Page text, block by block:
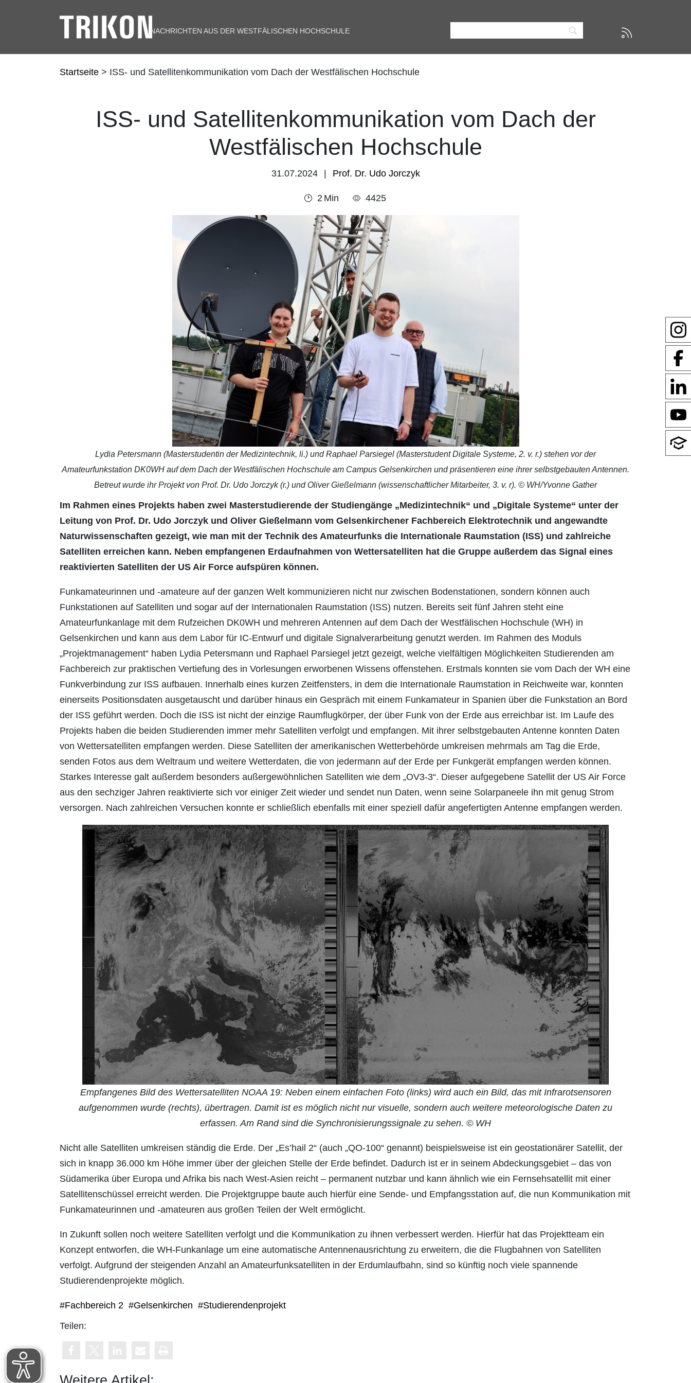
NACHRICHTEN AUS DER WESTFÄLISCHEN HOCHSCHULE
Startseite > ISS- und Satellitenkommunikation vom Dach der Westfälischen Hochschule
ISS- und Satellitenkommunikation vom Dach der
Westfälischen Hochschule
31.07.2024 Prof. Dr. Udo Jorczyk
2 Min 4425
Lydia Petersmann (Masterstudentin der Medizintechnik, li.) und Raphael Parsiegel (Masterstudent Digitale Systeme, 2. v. r.) stehen vor der
Amateurfunkstation DK0WH auf dem Dach der Westfälischen Hochschule am Campus Gelsenkirchen und präsentieren eine ihrer selbstgebauten Antennen.
Betreut wurde ihr Projekt von Prof. Dr. Udo Jorczyk (r.) und Oliver Gießelmann (wissenschaftlicher Mitarbeiter, 3. v. r). © WH/Yvonne Gather
Im Rahmen eines Projekts haben zwei Masterstudierende der Studiengänge „Medizintechnik“ und „Digitale Systeme“ unter der
Leitung von Prof. Dr. Udo Jorczyk und Oliver Gießelmann vom Gelsenkirchener Fachbereich Elektrotechnik und angewandte
Naturwissenschaften gezeigt, wie man mit der Technik des Amateurfunks die Internationale Raumstation (ISS) und zahlreiche
Satelliten erreichen kann. Neben empfangenen Erdaufnahmen von Wettersatelliten hat die Gruppe außerdem das Signal eines
reaktivierten Satelliten der US Air Force aufspüren können.
Funkamateurinnen und -amateure auf der ganzen Welt kommunizieren nicht nur zwischen Bodenstationen, sondern können auch
Funkstationen auf Satelliten und sogar auf der Internationalen Raumstation (ISS) nutzen. Bereits seit fünf Jahren steht eine
Amateurfunkanlage mit dem Rufzeichen DK0WH und mehreren Antennen auf dem Dach der Westfälischen Hochschule (WH) in
Gelsenkirchen und kann aus dem Labor für IC-Entwurf und digitale Signalverarbeitung genutzt werden. Im Rahmen des Moduls
„Projektmanagement“ haben Lydia Petersmann und Raphael Parsiegel jetzt gezeigt, welche vielfältigen Möglichkeiten Studierenden am
Fachbereich zur praktischen Vertiefung des in Vorlesungen erworbenen Wissens offenstehen. Erstmals konnten sie vom Dach der WH eine
Funkverbindung zur ISS aufbauen. Innerhalb eines kurzen Zeitfensters, in dem die Internationale Raumstation in Reichweite war, konnten
einerseits Positionsdaten ausgetauscht und darüber hinaus ein Gespräch mit einem Funkamateur in Spanien über die Funkstation an Bord
der ISS geführt werden. Doch die ISS ist nicht der einzige Raumflugkörper, der über Funk von der Erde aus erreichbar ist. Im Laufe des
Projekts haben die beiden Studierenden immer mehr Satelliten verfolgt und empfangen. Mit ihrer selbstgebauten Antenne konnten Daten
von Wettersatelliten empfangen werden. Diese Satelliten der amerikanischen Wetterbehörde umkreisen mehrmals am Tag die Erde,
senden Fotos aus dem Weltraum und weitere Wetterdaten, die von jedermann auf der Erde per Funkgerät empfangen werden können.
Starkes Interesse galt außerdem besonders außergewöhnlichen Satelliten wie dem „OV3-3“. Dieser aufgegebene Satellit der US Air Force
aus den sechziger Jahren reaktivierte sich vor einiger Zeit wieder und sendet nun Daten, wenn seine Solarpaneele ihn mit genug Strom
versorgen. Nach zahlreichen Versuchen konnte er schließlich ebenfalls mit einer speziell dafür angefertigten Antenne empfangen werden.
Empfangenes Bild des Wettersatelliten NOAA 19: Neben einem einfachen Foto (links) wird auch ein Bild, das mit Infrarotsensoren
aufgenommen wurde (rechts), übertragen. Damit ist es möglich nicht nur visuelle, sondern auch weitere meteorologische Daten zu
erfassen. Am Rand sind die Synchronisierungssignale zu sehen. © WH
Nicht alle Satelliten umkreisen ständig die Erde. Der „Es’hail 2“ (auch „QO-100“ genannt) beispielsweise ist ein geostationärer Satellit, der
sich in knapp 36.000 km Höhe immer über der gleichen Stelle der Erde befindet. Dadurch ist er in seinem Abdeckungsgebiet – das von
Südamerika über Europa und Afrika bis nach West-Asien reicht – permanent nutzbar und kann ähnlich wie ein Fernsehsatellit mit einer
Satellitenschüssel erreicht werden. Die Projektgruppe baute auch hierfür eine Sende- und Empfangsstation auf, die nun Kommunikation mit
Funkamateurinnen und -amateuren aus großen Teilen der Welt ermöglicht.
In Zukunft sollen noch weitere Satelliten verfolgt und die Kommunikation zu ihnen verbessert werden. Hierfür hat das Projektteam ein
Konzept entworfen, die WH-Funkanlage um eine automatische Antennenausrichtung zu erweitern, die die Flugbahnen von Satelliten
verfolgt. Aufgrund der steigenden Anzahl an Amateurfunksatelliten in der Erdumlaufbahn, sind so künftig noch viele spannende
Studierendenprojekte möglich.
#Fachbereich 2 #Gelsenkirchen #Studierendenprojekt
Teilen: